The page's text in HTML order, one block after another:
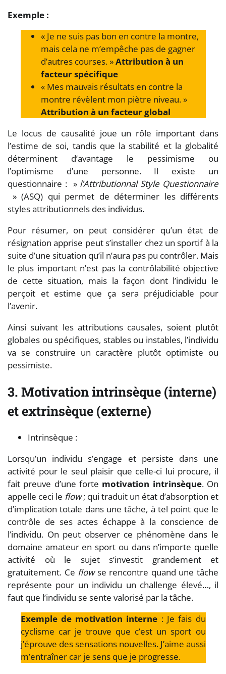
Exemple :
« Je ne suis pas bon en contre la montre,
mais cela ne m’empêche pas de gagner
d’autres courses. »Attribution à un
facteur spécifique
« Mes mauvais résultats en contre la
montre révèlent mon piètre niveau. »
Attribution à un facteur global
Le locus de causalité joue un rôle important dans
l’estime de soi, tandis que la stabilité et la globalité
déterminent d’avantage le pessimisme ou
l’optimisme d’une personne. Il existe un
questionnaire : » l’Attributionnal Style Questionnaire
» (ASQ) qui permet de déterminer les différents
styles attributionnels des individus.
Pour résumer, on peut considérer qu’un état de
résignation apprise peut s’installer chez un sportif à la
suite d’une situation qu’il n’aura pas pu contrôler. Mais
le plus important n’est pas la contrôlabilité objective
de cette situation, mais la façon dont l’individu le
perçoit et estime que ça sera préjudiciable pour
l’avenir.
Ainsi suivant les attributions causales, soient plutôt
globales ou spécifiques, stables ou instables, l’individu
va se construire un caractère plutôt optimiste ou
pessimiste.
3. Motivation intrinsèque (interne)
et extrinsèque (externe)
Intrinsèque :
Lorsqu’un individu s’engage et persiste dans une
activité pour le seul plaisir que celle-ci lui procure, il
fait preuve d’une forte motivation intrinsèque. On
appelle ceci le flow; qui traduit un état d’absorption et
d’implication totale dans une tâche, à tel point que le
contrôle de ses actes échappe à la conscience de
l’individu. On peut observer ce phénomène dans le
domaine amateur en sport ou dans n’importe quelle
activité où le sujet s’investit grandement et
gratuitement. Ce flowse rencontre quand une tâche
représente pour un individu un challenge élevé…, il
faut que l’individu se sente valorisé par la tâche.
Exemple de motivation interne : Je fais du
cyclisme car je trouve que c’est un sport ou
j’éprouve des sensations nouvelles. J’aime aussi
m’entraîner car je sens que je progresse.